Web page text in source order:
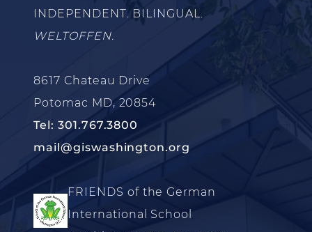
INDEPENDENT. BILINGUAL.
WELTOFFEN.
8617 Chateau Drive
Potomac MD, 20854
Tel: 301.767.3800
mail@giswashington.org
FRIENDS of the German
International School